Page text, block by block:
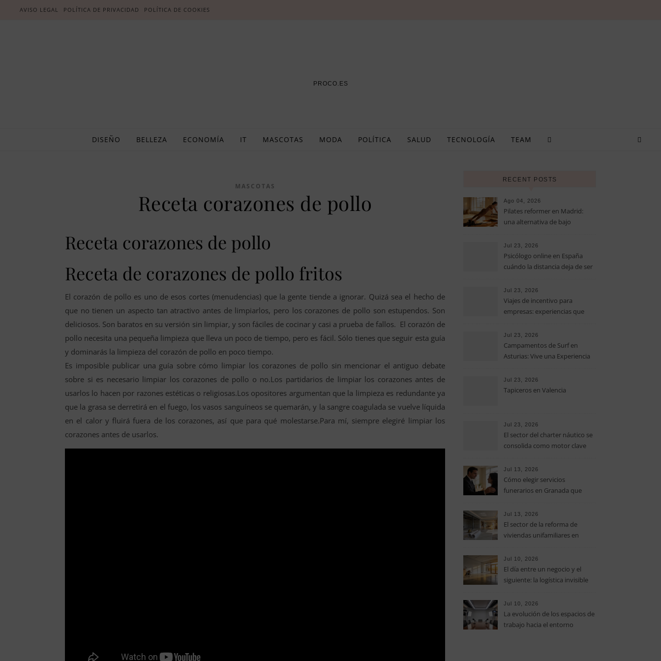
AVISO LEGAL POLÍTICA DE PRIVACIDAD POLÍTICA DE COOKIES
PROCO.ES
DISEÑO BELLEZA ECONOMÍA IT MASCOTAS MODA POLÍTICA SALUD TECNOLOGÍA TEAM
MASCOTAS
Receta corazones de pollo
Receta corazones de pollo
Receta de corazones de pollo fritos
El corazón de pollo es uno de esos cortes (menudencias) que la gente tiende a ignorar. Quizá sea el hecho de
que no tienen un aspecto tan atractivo antes de limpiarlos, pero los corazones de pollo son estupendos. Son
deliciosos. Son baratos en su versión sin limpiar, y son fáciles de cocinar y casi a prueba de fallos. El corazón de
pollo necesita una pequeña limpieza que lleva un poco de tiempo, pero es fácil. Sólo tienes que seguir esta guía
y dominarás la limpieza del corazón de pollo en poco tiempo.
Es imposible publicar una guía sobre cómo limpiar los corazones de pollo sin mencionar el antiguo debate
sobre si es necesario limpiar los corazones de pollo o no.Los partidarios de limpiar los corazones antes de
usarlos lo hacen por razones estéticas o religiosas.Los opositores argumentan que la limpieza es redundante ya
que la grasa se derretirá en el fuego, los vasos sanguíneos se quemarán, y la sangre coagulada se vuelve líquida
en el calor y fluirá fuera de los corazones, así que para qué molestarse.Para mí, siempre elegiré limpiar los
corazones antes de usarlos.
RECENT POSTS
Ago 04, 2026
Pilates reformer en Madrid:
una alternativa de bajo
fuerza y movilidad
Jul 23, 2026
Psicólogo online en España
cuándo la distancia deja de ser
terapia
Jul 23, 2026
Viajes de incentivo para
empresas: experiencias que
la oficina
Jul 23, 2026
Campamentos de Surf en
Asturias: Vive una Experiencia
Jul 23, 2026
Tapiceros en Valencia
Jul 23, 2026
El sector del charter náutico se
consolida como motor clave
Islas Baleares
Jul 13, 2026
Cómo elegir servicios
funerarios en Granada que
máxima calidez humana
Jul 13, 2026
El sector de la reforma de
viviendas unifamiliares en
actualización del parque
residencial
Jul 10, 2026
El día entre un negocio y el
siguiente: la logística invisible
espacios comerciales en Reus
Jul 10, 2026
La evolución de los espacios de
trabajo hacia el entorno